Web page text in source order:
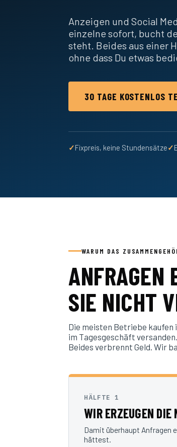
Anzeigen und Social
einzelne sofort, bucht
steht. Beides aus einer
ohne dass Du etwas
30 TAGE KOSTENLOS
✓Fixpreis, keine Stundensätze✓
WARUM DAS
ANFRAGEN
SIE NICHT
Die meisten Betriebe kaufen
im Tagesgeschäft
Beides verbrennt Geld. Wir
HÄLFTE 1
WIR ERZEUGEN DIE
Damit überhaupt Anfragen
hättest.